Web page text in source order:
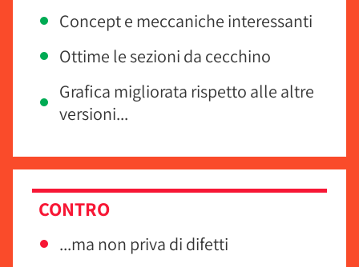
Concept e meccaniche interessanti
Ottime le sezioni da cecchino
Grafica migliorata rispetto alle altre
versioni...
CONTRO
...ma non priva di difetti